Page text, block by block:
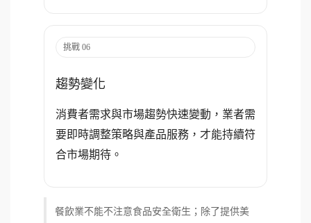
挑戰 06
趨勢變化
消費者需求與市場趨勢快速變動，業者需
要即時調整策略與產品服務，才能持續符
合市場期待。
餐飲業不能不注意食品安全衛生；除了提供美